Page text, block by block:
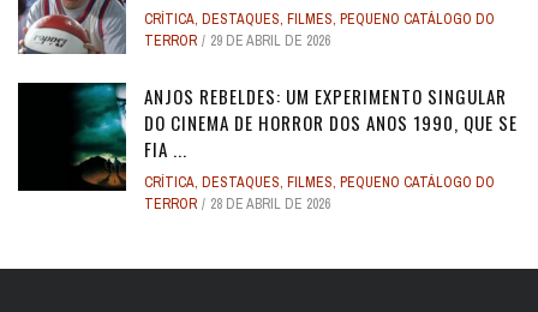
CRÍTICA, DESTAQUES, FILMES, PEQUENO CATÁLOGO DO
TERROR
29 DE ABRIL DE 2026
ANJOS REBELDES: UM EXPERIMENTO SINGULAR
DO CINEMA DE HORROR DOS ANOS 1990, QUE SE
FIA ...
CRÍTICA, DESTAQUES, FILMES, PEQUENO CATÁLOGO DO
TERROR
28 DE ABRIL DE 2026